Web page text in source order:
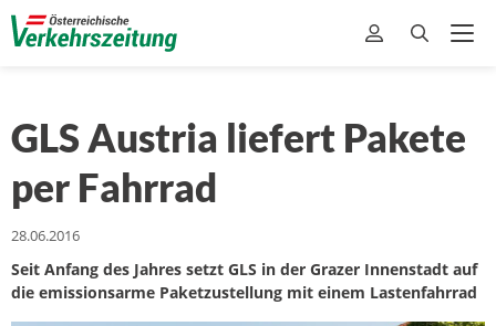
GLS Austria liefert Pakete
per Fahrrad
28.06.2016
Seit Anfang des Jahres setzt GLS in der Grazer Innenstadt auf
die emissionsarme Paketzustellung mit einem Lastenfahrrad